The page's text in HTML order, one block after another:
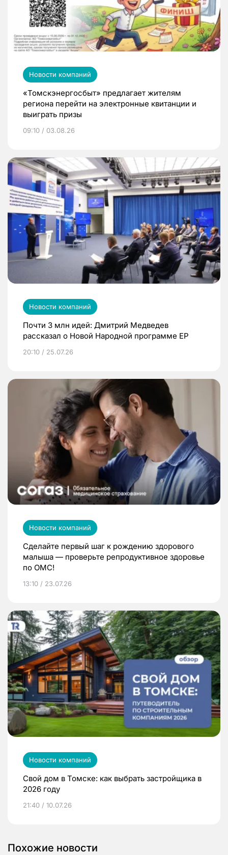
Новости компаний
«Томскэнергосбыт» предлагает жителям
региона перейти на электронные квитанции и
выиграть призы
09:10 / 03.08.26
Новости компаний
Почти 3 млн идей: Дмитрий Медведев
рассказал о Новой Народной программе ЕР
20:10 / 25.07.26
Новости компаний
Сделайте первый шаг к рождению здорового
малыша — проверьте репродуктивное здоровье
по ОМС!
13:10 / 23.07.26
Новости компаний
Свой дом в Томске: как выбрать застройщика в
2026 году
21:40 / 10.07.26
Похожие новости